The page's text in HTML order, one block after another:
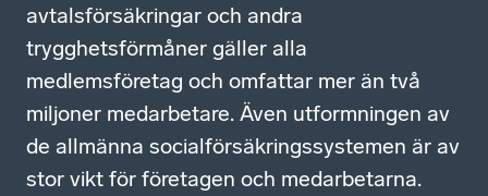
avtalsförsäkringar och andra
trygghetsförmåner gäller alla
medlemsföretag och omfattar mer än två
miljoner medarbetare. Även utformningen av
de allmänna socialförsäkringssystemen är av
stor vikt för företagen och medarbetarna.